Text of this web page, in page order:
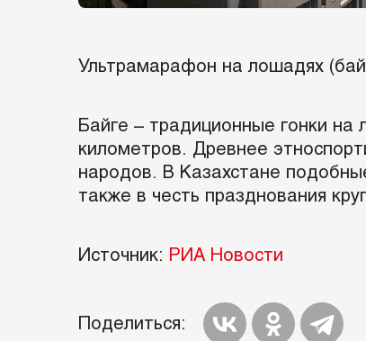
Ультрамарафон на лошадях
Байге – традиционные гонки
километров. Древнее
народов. В Казахстане
также в честь празднования
Источник: РИА Новости
Поделиться: